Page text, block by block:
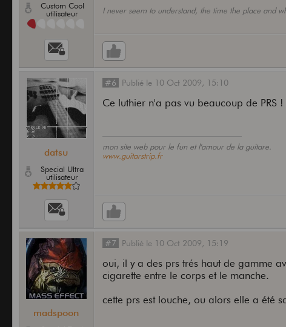
Custom Cool
utilisateur
I never seem to understand, the time the place and
datsu
Special Ultra
utilisateur
#6 Publié le 10 Oct 2009, 15:10
Ce luthier n'a pas vu beaucoup de PRS
mon site web pour le fun et l'amour de la guitare.
www.guitarstrip.fr
madspoon
#7 Publié le 10 Oct 2009, 15:19
oui, il y a des prs trés haut de gamme
cigarette entre le corps et le manche.
cette prs est louche, ou alors elle a été